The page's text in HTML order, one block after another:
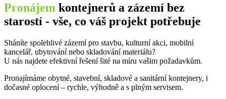
Pronájem kontejnerů a zázemí bez
starostí - vše, co váš projekt potřebuje
Sháníte spolehlivé zázemí pro stavbu, kulturní akci, mobilní
kancelář, ubytování nebo skladování materiálu?
U nás najdete efektivní řešení šité na míru vašim požadavkům.
Pronajímáme obytné, stavební, skladové a sanitární kontejnery, i
dočasné oplocení – rychle, výhodně a s plným servisem.